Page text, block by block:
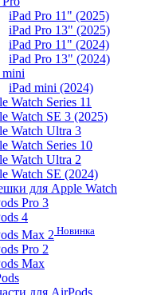
iPad Pro 11" (2025)
iPad Pro 13" (2025)
iPad Pro 11" (2024)
iPad Pro 13" (2024)
mini
iPad mini (2024)
Watch Series 11
Watch SE 3 (2025)
Watch Ultra 3
Watch Series 10
Watch Ultra 2
Watch SE (2024)
для Apple Watch
Pro 3
4
Max 2 Новинка
Pro 2
Max